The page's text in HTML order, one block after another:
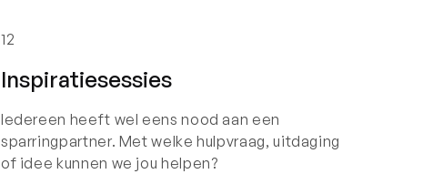
12
Inspiratiesessies
Iedereen heeft wel eens nood aan een
sparringpartner. Met welke hulpvraag, uitdaging
of idee kunnen we jou helpen?